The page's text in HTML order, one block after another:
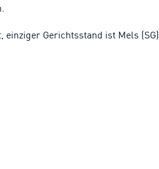
Gerichtsstand ist Mels (SG).